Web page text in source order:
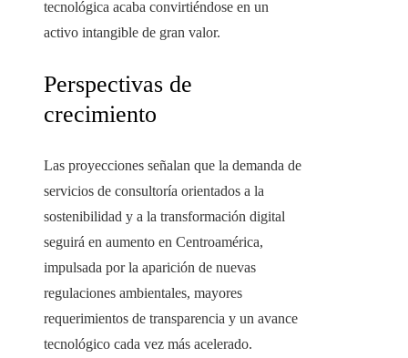
tecnológica acaba convirtiéndose en un
activo intangible de gran valor.
Perspectivas de
crecimiento
Las proyecciones señalan que la demanda de
servicios de consultoría orientados a la
sostenibilidad y a la transformación digital
seguirá en aumento en Centroamérica,
impulsada por la aparición de nuevas
regulaciones ambientales, mayores
requerimientos de transparencia y un avance
tecnológico cada vez más acelerado.